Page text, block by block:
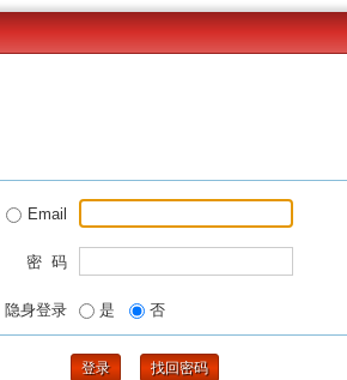
Email
密 码
隐身登录 是 否